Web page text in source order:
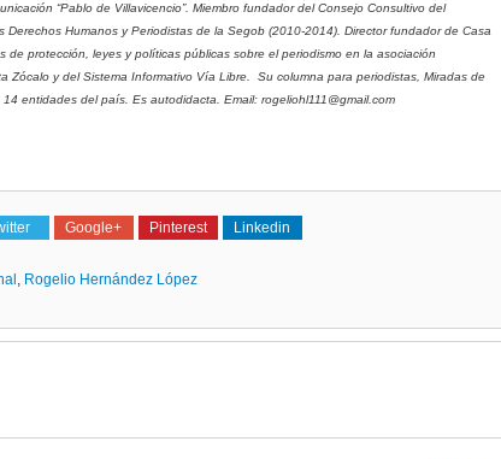
“Pablo de Villavicencio”. Miembro fundador del Consejo Consultivo del
Humanos y Periodistas de la Segob (2010-2014). Director fundador de Casa
de protección, leyes y políticas públicas sobre el periodismo en la asociación
Zócalo y del Sistema Informativo Vía Libre. Su columna para periodistas, Miradas de
entidades del país. Es autodidacta. Email: rogeliohl111@gmail.com
Google+ Pinterest Linkedin
, Rogelio Hernández López